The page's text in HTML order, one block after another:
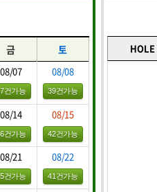
금 토
08/07
건가능
08/08
39건가능
08/14
건가능
08/15
42건가능
08/21
건가능
08/22
41건가능
HOLE